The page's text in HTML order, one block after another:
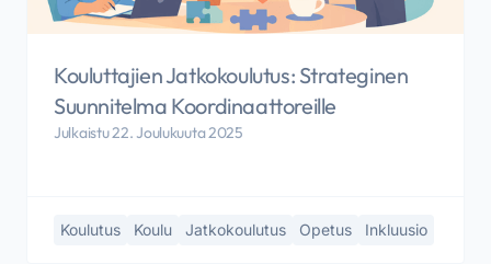
Kouluttajien Jatkokoulutus: Strateginen
Suunnitelma Koordinaattoreille
Julkaistu 22. Joulukuuta 2025
Koulutus Koulu Jatkokoulutus Opetus Inkluusio